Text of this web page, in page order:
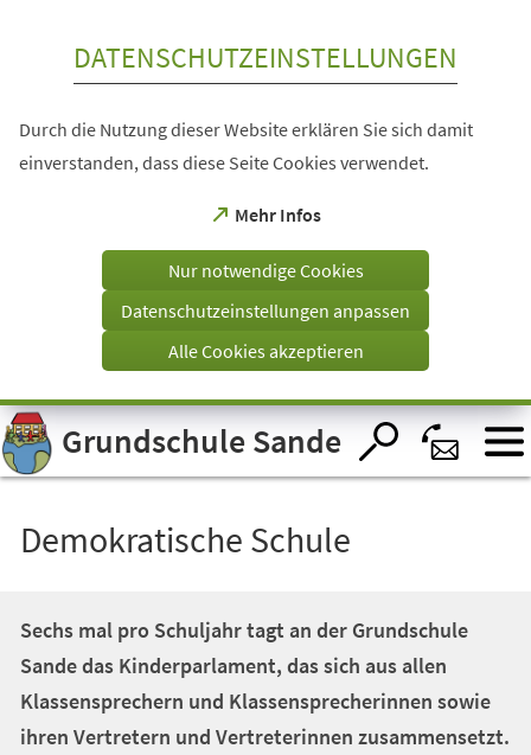
Visuelle
Assistenzsoftware
öffnen.
DATENSCHUTZEINSTELLUNGEN
Durch die Nutzung dieser Website erklären Sie sich damit
einverstanden, dass diese Seite Cookies verwendet.
Mehr Infos
(Öffnet
einem
Tab)
Nur notwendige Cookies
Datenschutzeinstellungen anpassen
Alle Cookies akzeptieren
Grundschule Sande
Demokratische Schule
Sechs mal pro Schuljahr tagt an der Grundschule
Sande das Kinderparlament, das sich aus allen
Klassensprechern und Klassensprecherinnen sowie
ihren Vertretern und Vertreterinnen zusammensetzt.